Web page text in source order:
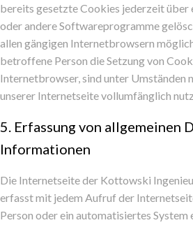
bereits gesetzte Cookies jederzeit
oder andere Softwareprogramme
allen gängigen Internetbrowsern
betroffene Person die Setzung von
Internetbrowser, sind unter Umständen
unserer Internetseite vollumfänglich
5. Erfassung von allgemeinen
Informationen
Die Internetseite der Kottowski
erfasst mit jedem Aufruf der
Person oder ein automatisiertes System